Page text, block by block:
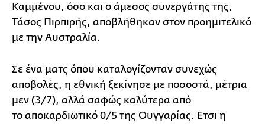
Καμμένου, όσο και ο άμεσος συνεργάτης της,
Τάσος Πιρπιρής, αποβλήθηκαν στον προημιτελικό
με την Αυστραλία.
Σε ένα ματς όπου καταλογίζονταν συνεχώς
αποβολές, η εθνική ξεκίνησε με ποσοστά, μέτρια
μεν (3/7), αλλά σαφώς καλύτερα από
το αποκαρδιωτικό 0/5 της Ουγγαρίας. Ετσι η